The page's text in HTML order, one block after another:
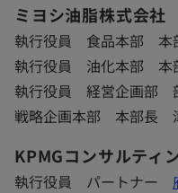
ミヨシ油脂株式会社
執行役員 食品本部 本
執行役員 油化本部 本
執行役員 経営企画部
戦略企画本部 本部長
KPMGコンサルティ
執行役員 パートナー